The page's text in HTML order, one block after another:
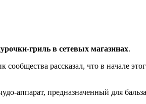
гриль в сетевых магазинах.
рассказал, что в начале
аппарат, предназначенный для